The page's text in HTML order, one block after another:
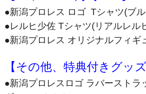
●新潟プロレス ロゴ Tシャツ(ブ
●レルヒ少佐 Tシャツ(リアルレル
●新潟プロレス オリジナルフィギ
【その他、特典付きグッズ
●新潟プロレスロゴ ラバーストラ